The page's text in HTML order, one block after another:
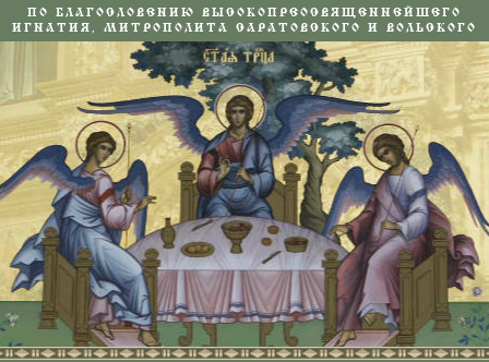
ПО БЛАГОСЛОВЕНИЮ ВЫСОКОПРЕОСВЯЩЕННЕЙШЕГО
ИГНАТИЯ, МИТРОПОЛИТА САРАТОВСКОГО И ВОЛЬСКОГО